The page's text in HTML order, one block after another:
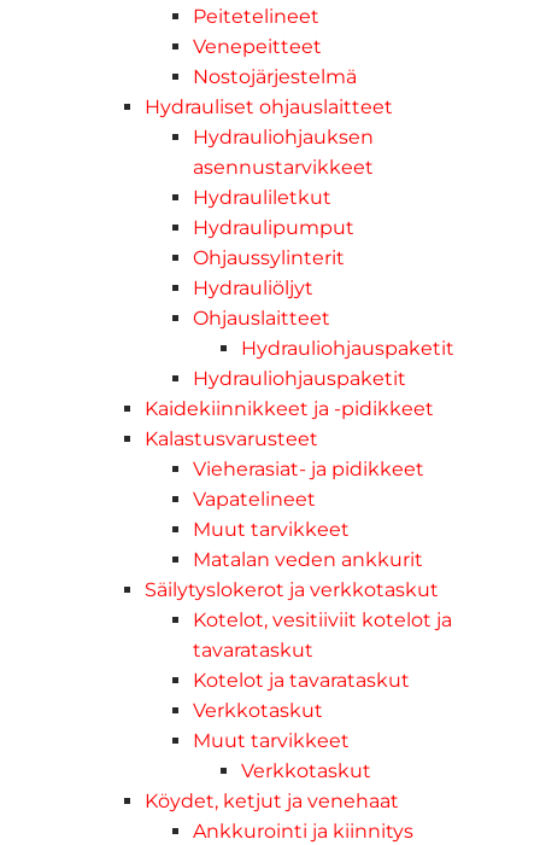
Peitetelineet
Venepeitteet
Nostojärjestelmä
Hydrauliset ohjauslaitteet
Hydrauliohjauksen
asennustarvikkeet
Hydrauliletkut
Hydraulipumput
Ohjaussylinterit
Hydrauliöljyt
Ohjauslaitteet
Hydrauliohjauspaketit
Hydrauliohjauspaketit
Kaidekiinnikkeet ja -pidikkeet
Kalastusvarusteet
Vieherasiat- ja pidikkeet
Vapatelineet
Muut tarvikkeet
Matalan veden ankkurit
Säilytyslokerot ja verkkotaskut
Kotelot, vesitiiviit kotelot ja
tavarataskut
Kotelot ja tavarataskut
Verkkotaskut
Muut tarvikkeet
Verkkotaskut
Köydet, ketjut ja venehaat
Ankkurointi ja kiinnitys